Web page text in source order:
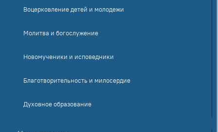
Воцерковление детей и молодежи
Молитва и богослужение
Новомученики и исповедники
Благотворительность и милосердие
Духовное образование